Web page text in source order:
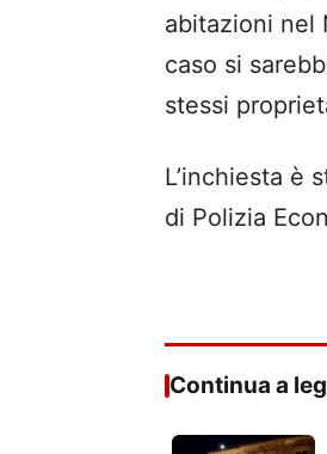
abitazioni nel
caso si
stessi
L’inchiesta è
di Polizia
Continua a